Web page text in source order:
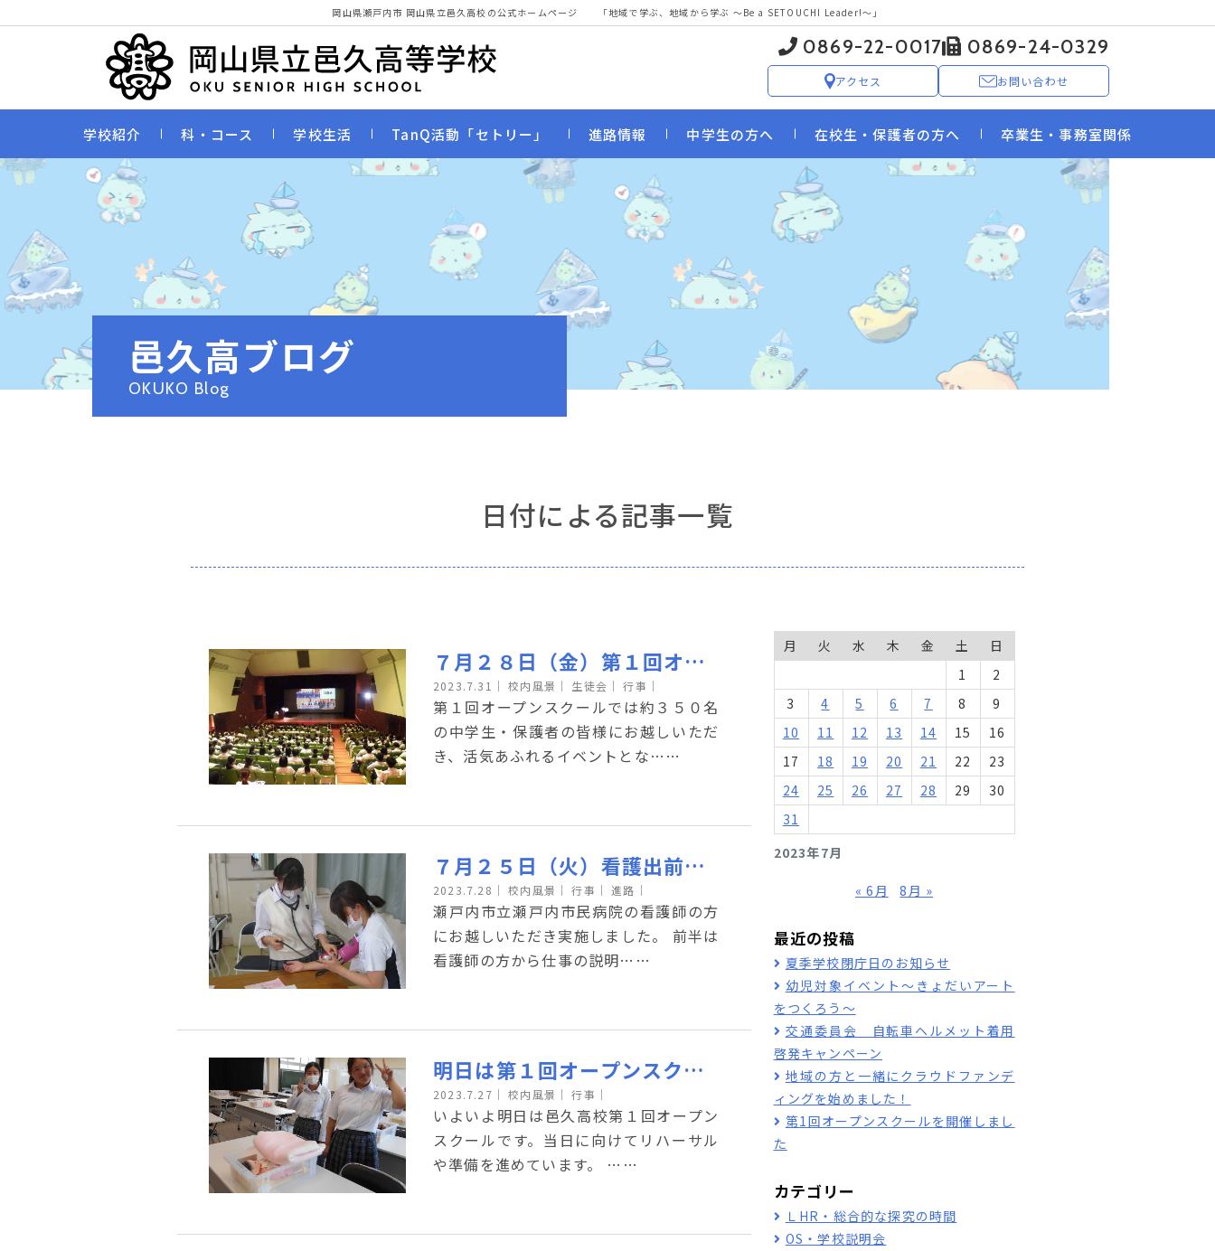
岡山県瀬戸内市 岡山県立邑久高校の公式ホームページ 「地域で学ぶ、地域から学ぶ 〜Be a SETOUCHI Leader!〜」
0869-22-0017 0869-24-0329
アクセス お問い合わせ
学校紹介 科・コース 学校生活 TanQ活動「セトリー」 進路情報 中学生の方へ 在校生・保護者の方へ 卒業生・事務室関係
邑久高ブログ
OKUKO Blog
日付による記事一覧
７月２８日（金）第１回オープンスクールを開催しました
2023.7.31 ｜校内風景｜ 生徒会｜行事｜
第１回オープンスクールでは約３５０名
の中学生・保護者の皆様にお越しいただ
き、活気あふれるイベントとな……
７月２５日（火）看護出前講座を行いました
2023.7.28 ｜校内風景｜行事｜進路｜
瀬戸内市立瀬戸内市民病院の看護師の方
にお越しいただき実施しました。 前半は
看護師の方から仕事の説明……
明日は第１回オープンスクールです！
2023.7.27 ｜校内風景｜行事｜
いよいよ明日は邑久高校第１回オープン
スクールです。当日に向けてリハーサル
や準備を進めています。 ……
2023年7月
月 火 水 木 金 土
日
1
2
3
4 5 6 7 8
9
10
11 12 13 14 15
16
17
18 19 20 21 22
23
24
25 26 27 28 29
30
31
« 6月 8月 »
最近の投稿
夏季学校閉庁日のお知らせ
幼児対象イベント～きょだいアート
をつくろう～
交通委員会 自転車ヘルメット着用
啓発キャンペーン
地域の方と一緒にクラウドファンデ
ィングを始めました！
第1回オープンスクールを開催しまし
た
カテゴリー
ＬHR・総合的な探究の時間
OS・学校説明会